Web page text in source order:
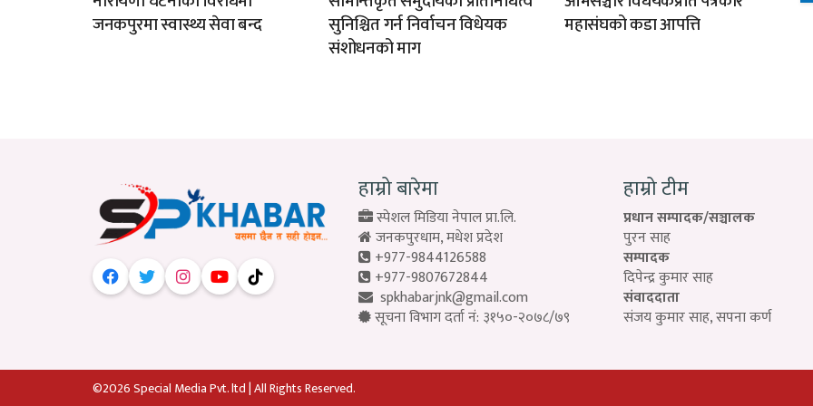
जनकपुरमा स्वास्थ्य सेवा बन्द
सुनिश्चित गर्न निर्वाचन विधेयक
संशोधनको माग
महासंघको कडा आपत्ति
हाम्रो बारेमा
स्पेशल मिडिया नेपाल प्रा.लि.
जनकपुरधाम, मधेश प्रदेश
+977-9844126588
+977-9807672844
spkhabarjnk@gmail.com
सूचना विभाग दर्ता नं: ३१५०-२०७८/७९
हाम्रो टीम
प्रधान सम्पादक/सञ्चालक
पुरन साह
सम्पादक
दिपेन्द्र कुमार साह
संवाददाता
संजय कुमार साह, सपना कर्ण
©2026 Special Media Pvt. ltd | All Rights Reserved.